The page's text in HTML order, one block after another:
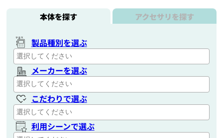
本体を探す アクセサリを探す
製品種別を選ぶ
メーカーを選ぶ
こだわりで選ぶ
利用シーンで選ぶ